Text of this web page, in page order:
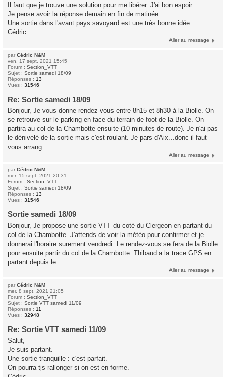
Il faut que je trouve une solution pour me libérer. J'ai bon espoir.
Je pense avoir la réponse demain en fin de matinée.
Une sortie dans l'avant pays savoyard est une très bonne idée.
Cédric
Aller au message
par Cédric N&M
ven. 17 sept. 2021 15:45
Forum : Section_VTT
Sujet : Sortie samedi 18/09
Réponses : 13
Vues : 31546
Re: Sortie samedi 18/09
Bonjour, Je vous donne rendez-vous entre 8h15 et 8h30 à la Biolle. On
se retrouve sur le parking en face du terrain de foot de la Biolle. On
partira au col de la Chambotte ensuite (10 minutes de route). Je n'ai pas
le dénivelé de la sortie mais c'est roulant. Je pars d'Aix...donc il faut
vous arrang...
Aller au message
par Cédric N&M
mer. 15 sept. 2021 20:31
Forum : Section_VTT
Sujet : Sortie samedi 18/09
Réponses : 13
Vues : 31546
Sortie samedi 18/09
Bonjour, Je propose une sortie VTT du coté du Clergeon en partant du
col de la Chambotte. J'attends de voir la météo pour confirmer et je
donnerai l'horaire surement vendredi. Le rendez-vous se fera de la Biolle
pour ensuite partir du col de la Chambotte. Thibaud a la trace GPS en
partant depuis le ...
Aller au message
par Cédric N&M
mer. 8 sept. 2021 21:05
Forum : Section_VTT
Sujet : Sortie VTT samedi 11/09
Réponses : 11
Vues : 32948
Re: Sortie VTT samedi 11/09
Salut,
Je suis partant.
Une sortie tranquille : c'est parfait.
On pourra tjs rallonger si on est en forme.